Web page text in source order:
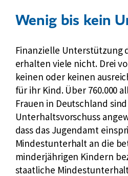
Wenig bis kein
Finanzielle Unterstützung
erhalten viele nicht. Drei
keinen oder keinen
für ihr Kind. Über 760.000
Frauen in Deutschland
Unterhaltsvorschuss
dass das Jugendamt
Mindestunterhalt an die
minderjährigen Kindern
staatliche